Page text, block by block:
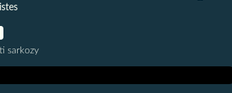
sarkozy